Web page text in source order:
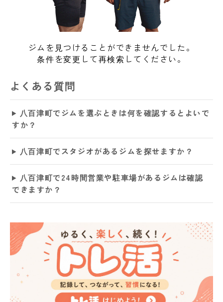
ジムを見つけることができませんでした。
条件を変更して再検索してください。
よくある質問
八百津町でジムを選ぶときは何を確認するとよいで
すか？
八百津町でスタジオがあるジムを探せますか？
八百津町で24時間営業や駐車場があるジムは確認
できますか？